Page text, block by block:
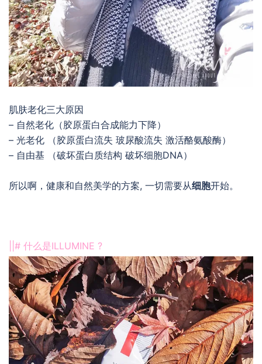
肌肤老化三大原因
– 自然老化（胶原蛋白合成能力下降）
– 光老化 （胶原蛋白流失 玻尿酸流失 激活酪氨酸酶）
– 自由基 （破坏蛋白质结构 破坏细胞DNA）
所以啊，健康和自然美学的方案, 一切需要从细胞开始。
||# 什么是ILLUMINE ?